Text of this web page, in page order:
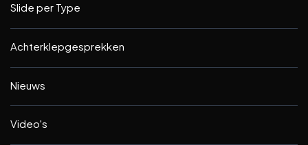
Slide per Type
Achterklepgesprekken
Nieuws
Video's